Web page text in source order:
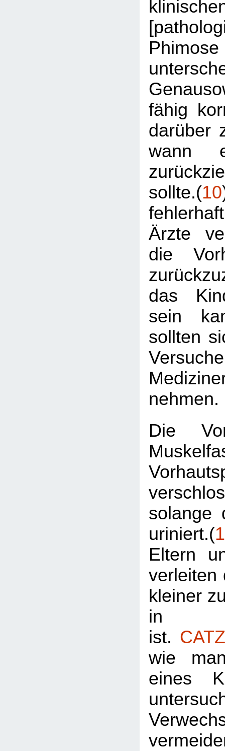
fähig
darüber
wann
sollte.(10
Ärzte
die
das
sein
sollten
nehmen.
Die
solange
uriniert.(1
Eltern
verleiten
kleiner
in
ist.
wie
eines